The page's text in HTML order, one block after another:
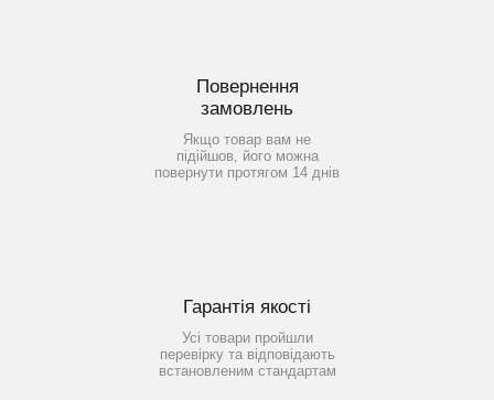
Повернення
замовлень
Якщо товар вам не
підійшов, його можна
повернути протягом 14 днів
Гарантія якості
Усі товари пройшли
перевірку та відповідають
встановленим стандартам